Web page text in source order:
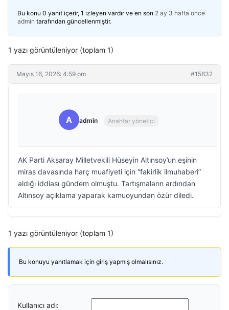
Bu konu 0 yanıt içerir, 1 izleyen vardır ve en son 2 ay 3 hafta önce
admin tarafından güncellenmiştir.
1 yazı görüntüleniyor (toplam 1)
Mayıs 16, 2026: 4:59 pm #15632
A admin Anahtar yönetici
AK Parti Aksaray Milletvekili Hüseyin Altınsoy’un eşinin
miras davasında harç muafiyeti için “fakirlik ilmuhaberi”
aldığı iddiası gündem olmuştu. Tartışmaların ardından
Altınsoy açıklama yaparak kamuoyundan özür diledi.
1 yazı görüntüleniyor (toplam 1)
Bu konuyu yanıtlamak için giriş yapmış olmalısınız.
Kullanıcı adı: